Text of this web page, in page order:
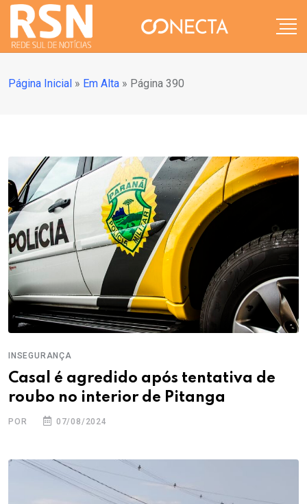
Página Inicial » Em Alta » Página 390
INSEGURANÇA
Casal é agredido após tentativa de
roubo no interior de Pitanga
POR 07/08/2024